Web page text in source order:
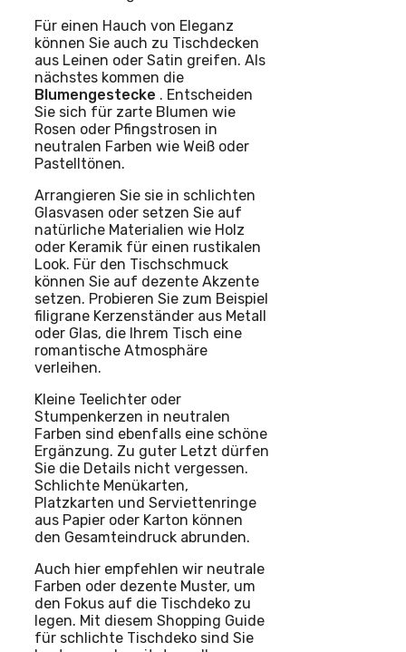
Für einen Hauch von Eleganz
können Sie auch zu Tischdecken
aus Leinen oder Satin greifen. Als
nächstes kommen die
Blumengestecke . Entscheiden
Sie sich für zarte Blumen wie
Rosen oder Pfingstrosen in
neutralen Farben wie Weiß oder
Pastelltönen.
Arrangieren Sie sie in schlichten
Glasvasen oder setzen Sie auf
natürliche Materialien wie Holz
oder Keramik für einen rustikalen
Look. Für den Tischschmuck
können Sie auf dezente Akzente
setzen. Probieren Sie zum Beispiel
filigrane Kerzenständer aus Metall
oder Glas, die Ihrem Tisch eine
romantische Atmosphäre
verleihen.
Kleine Teelichter oder
Stumpenkerzen in neutralen
Farben sind ebenfalls eine schöne
Ergänzung. Zu guter Letzt dürfen
Sie die Details nicht vergessen.
Schlichte Menükarten,
Platzkarten und Serviettenringe
aus Papier oder Karton können
den Gesamteindruck abrunden.
Auch hier empfehlen wir neutrale
Farben oder dezente Muster, um
den Fokus auf die Tischdeko zu
legen. Mit diesem Shopping Guide
für schlichte Tischdeko sind Sie